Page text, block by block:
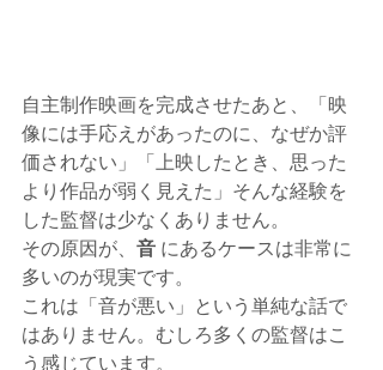
自主制作映画を完成させたあと、「映
像には手応えがあったのに、なぜか評
価されない」「上映したとき、思った
より作品が弱く見えた」そんな経験を
した監督は少なくありません。
その原因が、 音 にあるケースは非常に
多いのが現実です。
これは「音が悪い」という単純な話で
はありません。むしろ多くの監督はこ
う感じています。